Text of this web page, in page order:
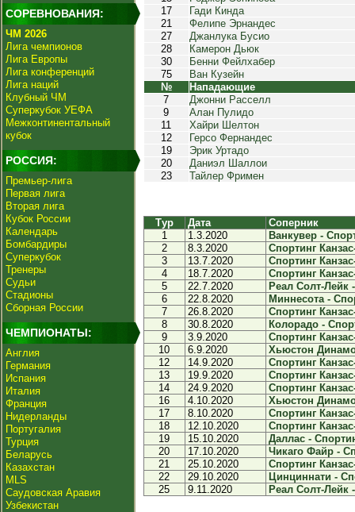
СОРЕВНОВАНИЯ:
ЧМ 2026
Лига чемпионов
Лига Европы
Лига конференций
Лига наций
Клубный ЧМ
Суперкубок УЕФА
Межконтинентальный
кубок
РОССИЯ:
Премьер-лига
Первая лига
Вторая лига
Кубок России
Календарь
Бомбардиры
Суперкубок
Тренеры
Судьи
Стадионы
Сборная России
ЧЕМПИОНАТЫ:
Англия
Германия
Испания
Италия
Франция
Нидерланды
Португалия
Турция
Беларусь
Казахстан
MLS
Саудовская Аравия
Узбекистан
17
Гади Кинда
21
Фелипе Эрнандес
27
Джанлука Бусио
28
Камерон Дьюк
30
Бенни Фейлхабер
75
Ван Кузейн
№
Нападающие
7
Джонни Расселл
9
Алан Пулидо
11
Хайри Шелтон
12
Герсо Фернандес
19
Эрик Уртадо
20
Даниэл Шаллои
23
Тайлер Фримен
Тур Дата
Соперник
1
1.3.2020
Ванкувер -
2
8.3.2020
Спортинг
3
13.7.2020
Спортинг
4
18.7.2020
Спортинг
5
22.7.2020
Реал Солт-Лейк
6
22.8.2020
Миннесота -
7
26.8.2020
Спортинг
8
30.8.2020
Колорадо -
9
3.9.2020
Спортинг
10
6.9.2020
Хьюстон Динамо
12
14.9.2020
Спортинг
13
19.9.2020
Спортинг
14
24.9.2020
Спортинг
16
4.10.2020
Хьюстон Динамо
17
8.10.2020
Спортинг
18
12.10.2020
Спортинг
19
15.10.2020
Даллас -
20
17.10.2020
Чикаго Файр -
21
25.10.2020
Спортинг
22
29.10.2020
Цинциннати -
25
9.11.2020 Реал Солт-Лейк